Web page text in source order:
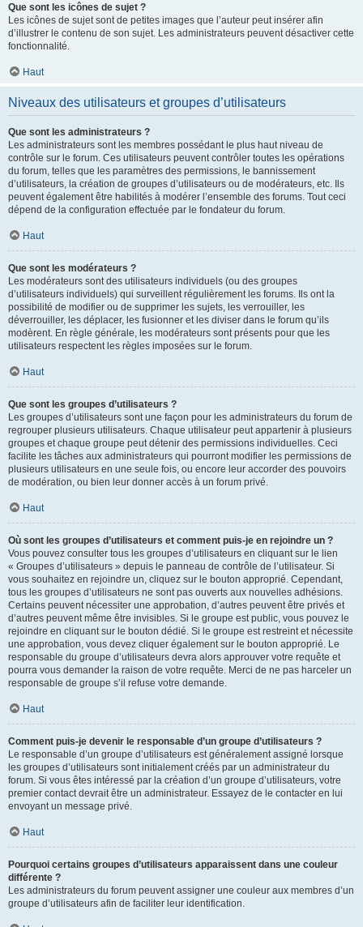
Que sont les icônes de sujet ?
Les icônes de sujet sont de petites images que l’auteur peut insérer afin
d’illustrer le contenu de son sujet. Les administrateurs peuvent désactiver cette
fonctionnalité.
Haut
Niveaux des utilisateurs et groupes d’utilisateurs
Que sont les administrateurs ?
Les administrateurs sont les membres possédant le plus haut niveau de
contrôle sur le forum. Ces utilisateurs peuvent contrôler toutes les opérations
du forum, telles que les paramètres des permissions, le bannissement
d’utilisateurs, la création de groupes d’utilisateurs ou de modérateurs, etc. Ils
peuvent également être habilités à modérer l’ensemble des forums. Tout ceci
dépend de la configuration effectuée par le fondateur du forum.
Haut
Que sont les modérateurs ?
Les modérateurs sont des utilisateurs individuels (ou des groupes
d’utilisateurs individuels) qui surveillent régulièrement les forums. Ils ont la
possibilité de modifier ou de supprimer les sujets, les verrouiller, les
déverrouiller, les déplacer, les fusionner et les diviser dans le forum qu’ils
modèrent. En règle générale, les modérateurs sont présents pour que les
utilisateurs respectent les règles imposées sur le forum.
Haut
Que sont les groupes d’utilisateurs ?
Les groupes d’utilisateurs sont une façon pour les administrateurs du forum de
regrouper plusieurs utilisateurs. Chaque utilisateur peut appartenir à plusieurs
groupes et chaque groupe peut détenir des permissions individuelles. Ceci
facilite les tâches aux administrateurs qui pourront modifier les permissions de
plusieurs utilisateurs en une seule fois, ou encore leur accorder des pouvoirs
de modération, ou bien leur donner accès à un forum privé.
Haut
Où sont les groupes d’utilisateurs et comment puis-je en rejoindre un ?
Vous pouvez consulter tous les groupes d’utilisateurs en cliquant sur le lien
« Groupes d’utilisateurs » depuis le panneau de contrôle de l’utilisateur. Si
vous souhaitez en rejoindre un, cliquez sur le bouton approprié. Cependant,
tous les groupes d’utilisateurs ne sont pas ouverts aux nouvelles adhésions.
Certains peuvent nécessiter une approbation, d’autres peuvent être privés et
d’autres peuvent même être invisibles. Si le groupe est public, vous pouvez le
rejoindre en cliquant sur le bouton dédié. Si le groupe est restreint et nécessite
une approbation, vous devez cliquer également sur le bouton approprié. Le
responsable du groupe d’utilisateurs devra alors approuver votre requête et
pourra vous demander la raison de votre requête. Merci de ne pas harceler un
responsable de groupe s’il refuse votre demande.
Haut
Comment puis-je devenir le responsable d’un groupe d’utilisateurs ?
Le responsable d’un groupe d’utilisateurs est généralement assigné lorsque
les groupes d’utilisateurs sont initialement créés par un administrateur du
forum. Si vous êtes intéressé par la création d’un groupe d’utilisateurs, votre
premier contact devrait être un administrateur. Essayez de le contacter en lui
envoyant un message privé.
Haut
Pourquoi certains groupes d’utilisateurs apparaissent dans une couleur
différente ?
Les administrateurs du forum peuvent assigner une couleur aux membres d’un
groupe d’utilisateurs afin de faciliter leur identification.